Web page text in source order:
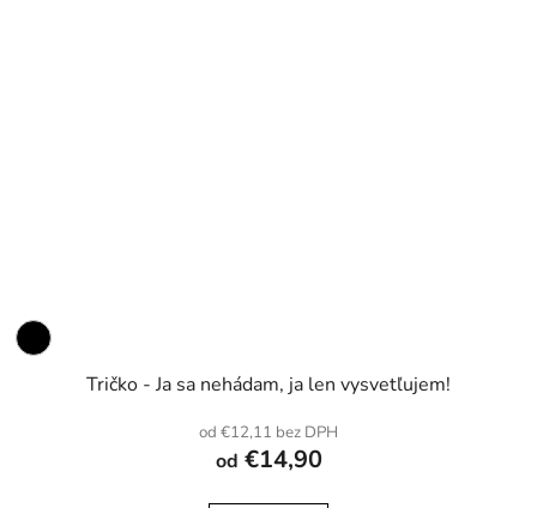
Tričko - Ja sa nehádam, ja len vysvetľujem!
od €12,11 bez DPH
od €14,90